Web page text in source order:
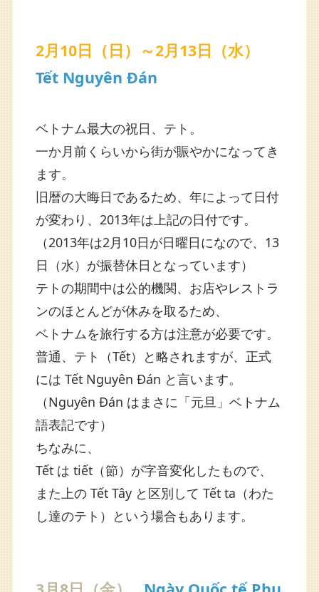
2月10日（日）～2月13日（水）
Tết Nguyên Đán
ベトナム最大の祝日、テト。
一か月前くらいから街が賑やかになってき
ます。
旧暦の大晦日であるため、年によって日付
が変わり、2013年は上記の日付です。
（2013年は2月10日が日曜日になので、13
日（水）が振替休日となっています）
テトの期間中は公的機関、お店やレストラ
ンのほとんどが休みを取るため、
ベトナムを旅行する方は注意が必要です。
普通、テト（Tết）と略されますが、正式
には Tết Nguyên Đán と言います。
（Nguyên Đán はまさに「元旦」ベトナム
語表記です）
ちなみに、
Tết は tiết（節）が字音変化したもので、
また上の Tết Tây と区別して Tết ta（わた
し達のテト）という場合もあります。